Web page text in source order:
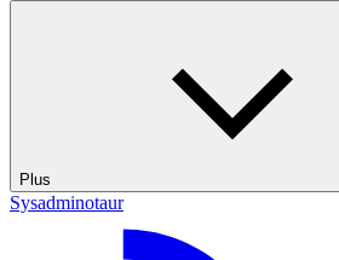
Plus
Sysadminotaur